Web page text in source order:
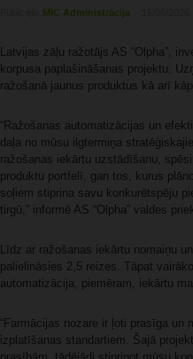
MIC Administrācija
Latvijas zāļu ražotājs AS “Olpha”,
korpusa paplašināšanas projektu.
ražošanā jaunus produktus kā arī
“Ražošanas automatizācijas un
daļa no mūsu ilgtermiņa
ražošanas iekārtu uzstādīšanu,
produktu portfelī, gan tos, kurus
soļiem stiprina savu konkurētspēju
tirgū,” informē AS “Olpha” valdes
Līdz ar ražošanas iekārtu nomaiņu
palielināsies 2,5 reizes. Tāpat
automatizācija, piemēram, iekārtu
“Farmācijas nozare ir ļoti prasīga
izplatīšanas standartiem. Šajā